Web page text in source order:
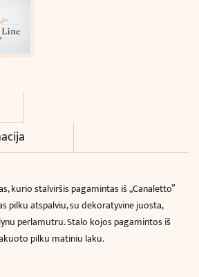
kurio stalviršis pagamintas iš „Canaletto”
pilku atspalviu, su dekoratyvine juosta,
perlamutru. Stalo kojos pagamintos iš
pilku matiniu laku.